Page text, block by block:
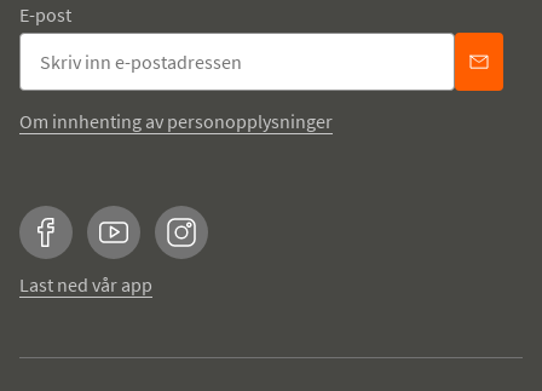
E-post
Om innhenting av personopplysninger
FacebookYouTubeInstagram
Last ned vår app